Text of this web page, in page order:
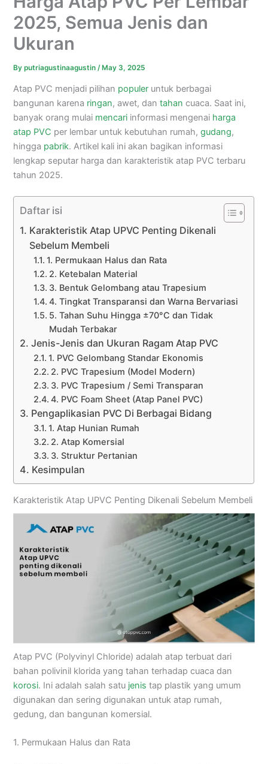
2025, Semua Jenis dan
Ukuran
Byputriagustinaagustin /May 3, 2025
Atap PVC menjadi pilihan populer untuk berbagai
bangunan karena ringan, awet, dantahan cuaca. Saat ini,
banyak orang mulai mencari informasi mengenai harga
atap PVC per lembar untuk kebutuhan rumah,gudang,
hingga pabrik. Artikel kali ini akan bagikan informasi
lengkap seputar harga dan karakteristik atap PVC terbaru
tahun 2025.
Daftar isi
Karakteristik Atap UPVC Penting Dikenali
Sebelum Membeli
1. Permukaan Halus dan Rata
2. Ketebalan Material
3. Bentuk Gelombang atau Trapesium
4. Tingkat Transparansi dan Warna Bervariasi
5. Tahan Suhu Hingga ±70°C dan Tidak
Mudah Terbakar
Jenis-Jenis dan Ukuran Ragam Atap PVC
1. PVC Gelombang Standar Ekonomis
2. PVC Trapesium (Model Modern)
3. PVC Trapesium / Semi Transparan
4. PVC Foam Sheet (Atap Panel PVC)
Pengaplikasian PVC Di Berbagai Bidang
1. Atap Hunian Rumah
2. Atap Komersial
3. Struktur Pertanian
Kesimpulan
Karakteristik Atap UPVC Penting Dikenali Sebelum Membeli
Atap PVC (Polyvinyl Chloride) adalah atap terbuat dari
bahan polivinil klorida yang tahan terhadap cuaca dan
korosi. Ini adalah salah satu jenis tap plastik yang umum
digunakan dan sering digunakan untuk atap rumah,
gedung, dan bangunan komersial.
1. Permukaan Halus dan Rata